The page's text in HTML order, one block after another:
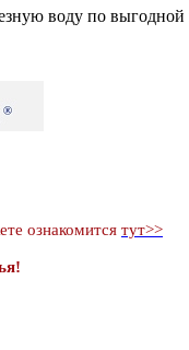
воду по выгодной
ознакомится тут>>